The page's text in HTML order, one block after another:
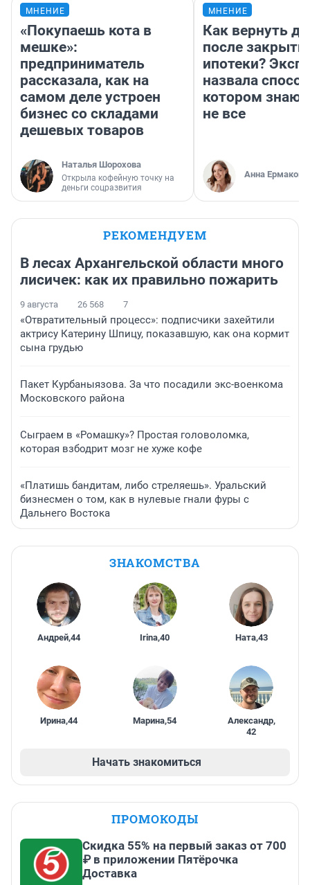
МНЕНИЕ
«Покупаешь кота в
мешке»:
предприниматель
рассказала, как на
самом деле устроен
бизнес со складами
дешевых товаров
Наталья Шорохова
Открыла кофейную точку на
деньги соцразвития
МНЕНИЕ
Как вернуть
после
ипотеки?
назвала
котором
не все
Анна Ермакова
РЕКОМЕНДУЕМ
В лесах Архангельской области много
лисичек: как их правильно пожарить
9 августа 26 568 7
«Отвратительный процесс»: подписчики захейтили
актрису Катерину Шпицу, показавшую, как она кормит
сына грудью
Пакет Курбаныязова. За что посадили экс-военкома
Московского района
Сыграем в «Ромашку»? Простая головоломка,
которая взбодрит мозг не хуже кофе
«Платишь бандитам, либо стреляешь». Уральский
бизнесмен о том, как в нулевые гнали фуры с
Дальнего Востока
ЗНАКОМСТВА
Андрей,44 Irina,40 Ната,43
Ирина,44 Марина,54 Александр,
42
Начать знакомиться
ПРОМОКОДЫ
Скидка 55% на первый заказ от 700
₽ в приложении Пятёрочка
Доставка